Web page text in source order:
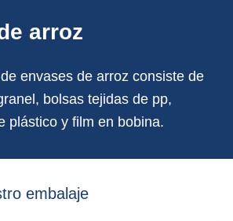
arroz
envases de arroz consiste de
bolsas tejidas de pp,
plástico y film en bobina.
embalaje